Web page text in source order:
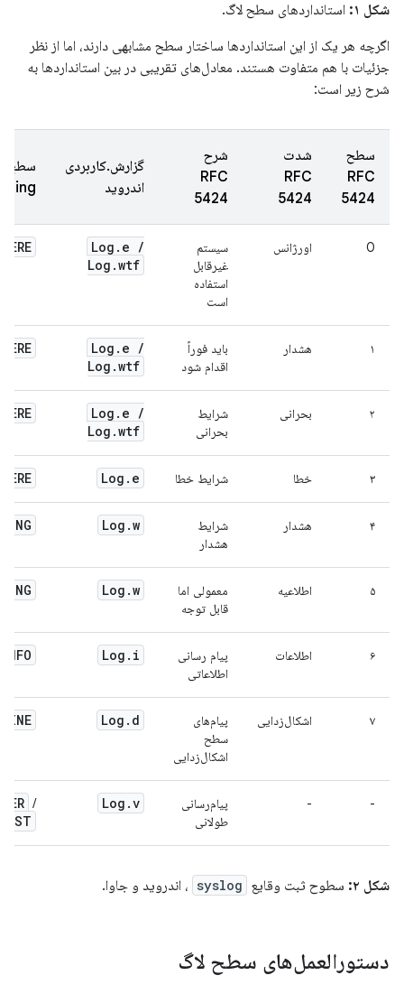
شکل ۱:
استانداردهای سطح لاگ.
اگرچه هر یک از این استانداردها ساختار سطح مشابهی دارند، اما از نظر
جزئیات با هم متفاوت هستند. معادل‌های تقریبی در بین استانداردها به
شرح زیر است:
سطح
RFC
5424
شدت
RFC
5424
شرح
RFC
5424
گزارش.کاربردی
اندروید
سطح
0 اورژانس
سیستم
غیرقابل
استفاده
است
Log . e /
Log .wtf
۱ هشدار
باید فوراً
اقدام شود
Log . e /
Log .wtf
۲ بحرانی
شرایط
بحرانی
Log . e /
Log .wtf
۳ خطا شرایط خطا Log . e
۴ هشدار
شرایط
هشدار
Log .w
۵ اطلاعیه
معمولی اما
قابل توجه
Log .w
۶ اطلاعات
پیام رسانی
اطلاعاتی
Log . i
INFO
۷ اشکال‌زدایی
پیام‌های
سطح
اشکال‌زدایی
Log . d
FINE
-
-
پیام‌رسانی
طولانی
Log .v
/
شکل ۲: سطوح ثبت وقایع syslog ، اندروید و جاوا.
دستورالعمل‌های سطح لاگ